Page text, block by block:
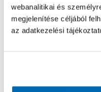
webanalitikai és
megjelenítése céljából
az adatkezelési